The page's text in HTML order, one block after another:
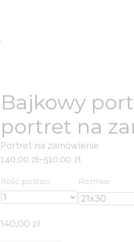
Bajkowy
portret na
Portret na zamówienie
140,00 zł–510,00 zł
Zakres
cen:
od
140,00 zł
do
Ilość postaci Rozmiar
140,00 zł